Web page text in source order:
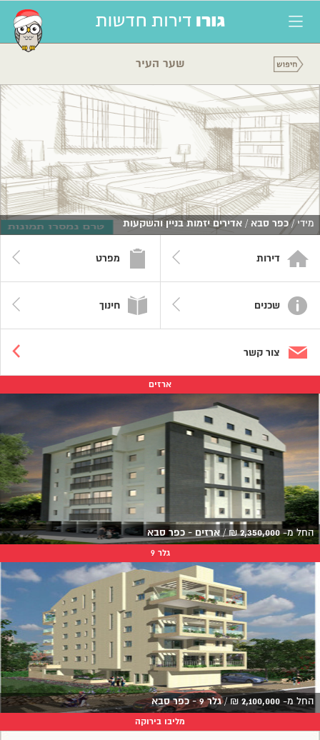
שער העיר
מידי /כפר סבא / אדירים יזמות בניין והשקעות
דירות מפרט
שכנים חינוך
צור קשר
ארזים
החל מ-2,350,000
₪
/ ארזים - כפר סבא
גלר 9
החל מ- 2,100,000
₪
/גלר 9 - כפר סבא
מליבו בירוקה